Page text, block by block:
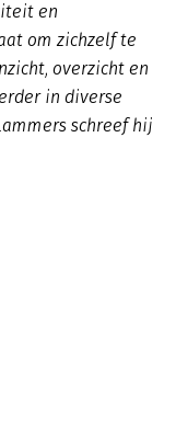
en
om zichzelf te
overzicht en
in diverse
schreef hij